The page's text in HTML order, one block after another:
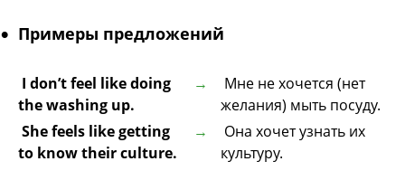
Примеры предложений
I don’t feel like doing
the washing up.
Мне не хочется (нет
желания) мыть посуду.
She feels like getting
to know their culture.
Она хочет узнать их
культуру.